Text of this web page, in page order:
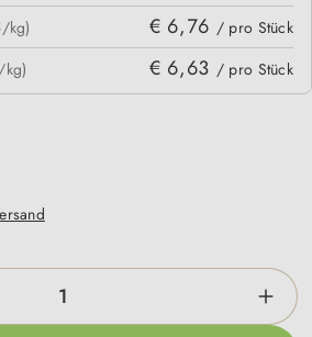
kg) € 6,76 / pro Stück
€ 6,63 / pro Stück
Gib den gewünschten